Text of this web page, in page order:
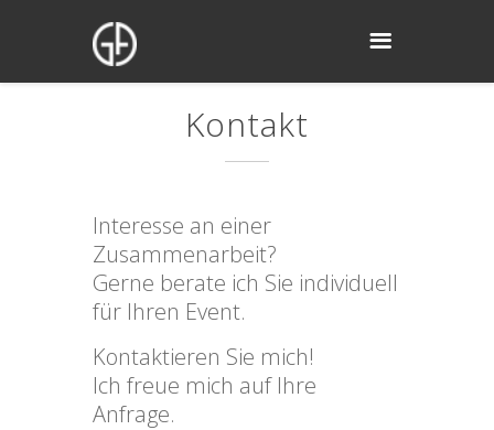
Kontakt
Interesse an einer
Zusammenarbeit?
Gerne berate ich Sie individuell
für Ihren Event.
Kontaktieren Sie mich!
Ich freue mich auf Ihre
Anfrage.